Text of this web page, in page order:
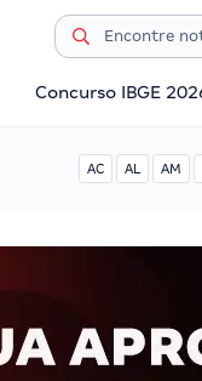
Concurso IBGE
AC AL AM